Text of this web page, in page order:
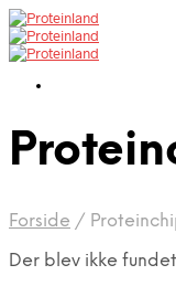
Forside /
Der blev ikke